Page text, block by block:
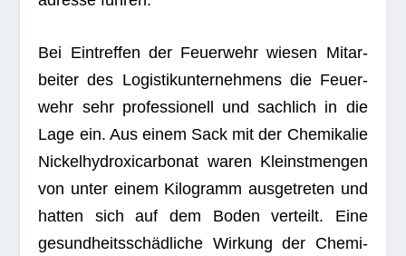
Bei Ein­tref­fen der Feu­er­wehr wie­sen Mit­ar­
bei­ter des Logis­tik­un­ter­neh­mens die Feu­er­
wehr sehr pro­fes­sio­nell und sach­lich in die
Lage ein. Aus einem Sack mit der Che­mi­ka­lie
Nickel­hy­dro­xi­car­bo­nat waren Kleinst­men­gen
von unter einem Kilo­gramm aus­ge­tre­ten und
hat­ten sich auf dem Boden ver­teilt. Eine
gesund­heits­schäd­li­che Wir­kung der Che­mi­